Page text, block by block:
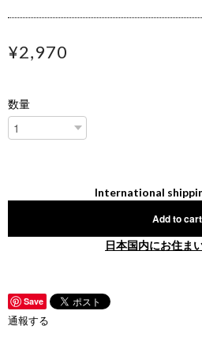
¥2,970
数量
International
Add to cart
日本国内にお住ま
Save
通報する